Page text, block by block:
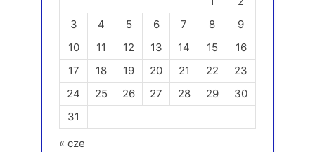
3
4 5 6 7 8
9
10
11 12 13 14 15
16
17
18 19 20 21 22
23
24
25 26 27 28 29
30
31
« cze